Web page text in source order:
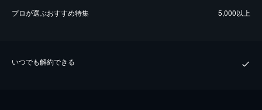
プロが選ぶおすすめ特集 5,000以上
いつでも解約できる